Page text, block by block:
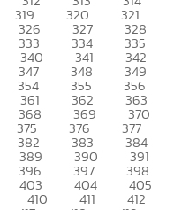
319 320 321
326 327 328
333 334 335
340 341 342
347 348 349
354 355 356
361 362 363
368 369 370
375 376 377
382 383 384
389 390 391
396 397 398
403 404 405
410 411 412